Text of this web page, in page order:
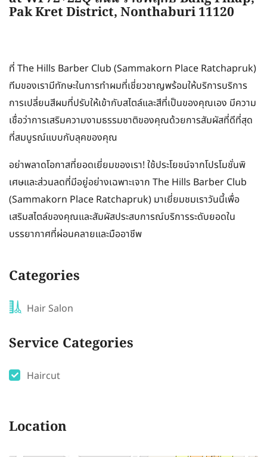
Pak Kret District, Nonthaburi 11120
ที่ The Hills Barber Club (Sammakorn Place Ratchapruk)
ทีมของเรามีทักษะในการทำผมที่เชี่ยวชาญพร้อมให้บริการบริการ
การเปลี่ยนสีผมที่ปรับให้เข้ากับสไตล์และสีที่เป็นของคุณเอง มีความ
เชื่อว่าการเสริมความงามธรรมชาติของคุณด้วยการสัมผัสที่ดีที่สุด
ที่สมบูรณ์แบบกับลุคของคุณ
อย่าพลาดโอกาสที่ยอดเยี่ยมของเรา! ใช้ประโยชน์จากโปรโมชั่นพิ
เศษและส่วนลดที่มีอยู่อย่างเฉพาะเจาก The Hills Barber Club
(Sammakorn Place Ratchapruk) มาเยี่ยมชมเราวันนี้เพื่อ
เสริมสไตล์ของคุณและสัมผัสประสบการณ์บริการระดับยอดใน
บรรยากาศที่ผ่อนคลายและมืออาชีพ
Categories
Hair Salon
Service Categories
Haircut
Location